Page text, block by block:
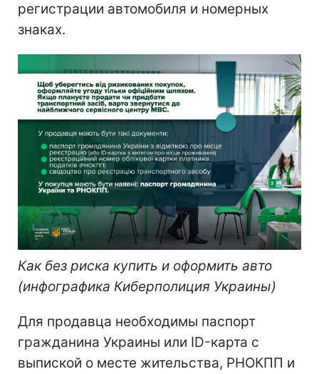
регистрации автомобиля и номерных
знаках.
Как без риска купить и оформить авто
(инфографика Киберполиция Украины)
Для продавца необходимы паспорт
гражданина Украины или ID-карта с
выпиской о месте жительства, РНОКПП и